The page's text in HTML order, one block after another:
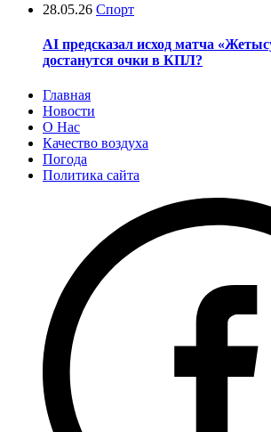
28.05.26 Спорт
AI предсказал исход матча
достанутся очки в КПЛ?
Главная
Новости
О Нас
Качество воздуха
Погода
Политика сайта